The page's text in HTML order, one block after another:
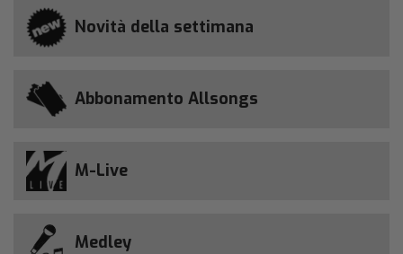
Novità della settimana
Abbonamento Allsongs
M-Live
Medley